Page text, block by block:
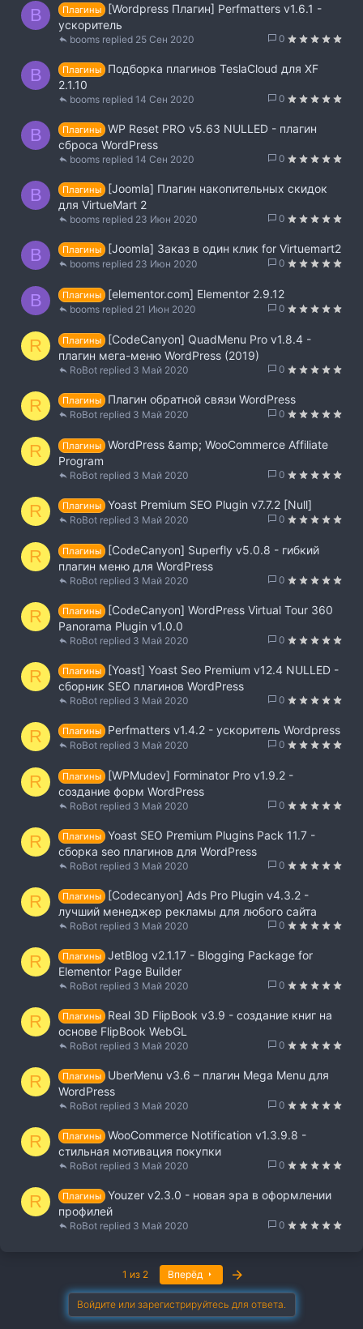
B Плагины
[Wordpress Плагин] Perfmatters v1.6.1 -
ускоритель
0
25 Сен 2020
booms
B Плагины
Подборка плагинов TeslaCloud для XF
2.1.10
0
14 Сен 2020
booms
B Плагины WP Reset PRO v5.63 NULLED - плагин
сброса WordPress
0
14 Сен 2020
booms
B Плагины
[Joomla] Плагин накопительных скидок
для VirtueMart 2
0
23 Июн 2020
booms
B Плагины [Joomla] Заказ в один клик for Virtuemart2
0
23 Июн 2020
booms
B Плагины [elementor.com] Elementor 2.9.12
0
21 Июн 2020
booms
R Плагины
[CodeCanyon] QuadMenu Pro v1.8.4 -
плагин мега-меню WordPress (2019)
0
3 Май 2020
RoBot
R Плагины Плагин обратной связи WordPress
0
3 Май 2020
RoBot
R Плагины WordPress &amp; WooCommerce Affiliate
Program
0
3 Май 2020
RoBot
R Плагины Yoast Premium SEO Plugin v7.7.2 [Null]
0
3 Май 2020
RoBot
R Плагины
[CodeCanyon] Superfly v5.0.8 - гибкий
плагин меню для WordPress
0
3 Май 2020
RoBot
R Плагины
[CodeCanyon] WordPress Virtual Tour 360
Panorama Plugin v1.0.0
0
3 Май 2020
RoBot
R Плагины
[Yoast] Yoast Seo Premium v12.4 NULLED -
сборник SEO плагинов WordPress
0
3 Май 2020
RoBot
R Плагины Perfmatters v1.4.2 - ускоритель Wordpress
0
3 Май 2020
RoBot
R Плагины
[WPMudev] Forminator Pro v1.9.2 -
создание форм WordPress
0
3 Май 2020
RoBot
R Плагины Yoast SEO Premium Plugins Pack 11.7 -
сборка seo плагинов для WordPress
0
3 Май 2020
RoBot
R Плагины
[Codecanyon] Ads Pro Plugin v4.3.2 -
лучший менеджер рекламы для любого сайта
0
3 Май 2020
RoBot
R Плагины JetBlog v2.1.17 - Blogging Package for
Elementor Page Builder
0
3 Май 2020
RoBot
R Плагины
Real 3D FlipBook v3.9 - создание книг на
основе FlipBook WebGL
0
3 Май 2020
RoBot
R Плагины
UberMenu v3.6 – плагин Mega Menu для
WordPress
0
3 Май 2020
RoBot
R Плагины WooCommerce Notification v1.3.9.8 -
стильная мотивация покупки
0
3 Май 2020
RoBot
R Плагины Youzer v2.3.0 - новая эра в оформлении
профилей
0
3 Май 2020
RoBot
1 из 2 Вперёд
Войдите или зарегистрируйтесь для ответа.